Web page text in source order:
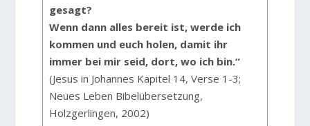
gesagt?
Wenn dann alles bereit ist, werde ich
kommen und euch holen, damit ihr
immer bei mir seid, dort, wo ich bin.“
(Jesus in Johannes Kapitel 14, Verse 1-3;
Neues Leben Bibelübersetzung,
Holzgerlingen, 2002)